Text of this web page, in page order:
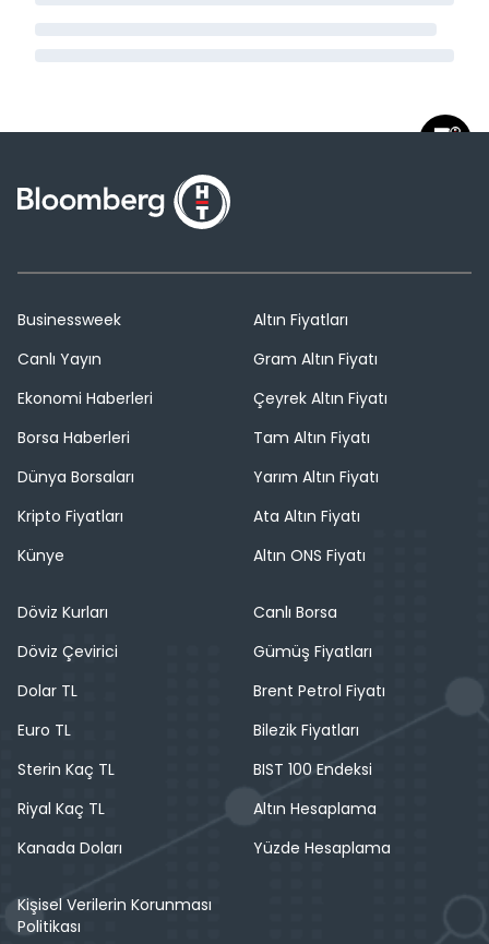
Businessweek
Canlı Yayın
Ekonomi Haberleri
Borsa Haberleri
Dünya Borsaları
Kripto Fiyatları
Künye
Altın Fiyatları
Gram Altın Fiyatı
Çeyrek Altın Fiyatı
Tam Altın Fiyatı
Yarım Altın Fiyatı
Ata Altın Fiyatı
Altın ONS Fiyatı
Döviz Kurları
Döviz Çevirici
Dolar TL
Euro TL
Sterin Kaç TL
Riyal Kaç TL
Kanada Doları
Canlı Borsa
Gümüş Fiyatları
Brent Petrol Fiyatı
Bilezik Fiyatları
BIST 100 Endeksi
Altın Hesaplama
Yüzde Hesaplama
Kişisel Verilerin Korunması
Politikası